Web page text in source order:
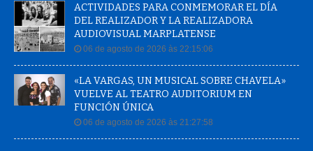
ACTIVIDADES PARA CONMEMORAR EL DÍA
DEL REALIZADOR Y LA REALIZADORA
AUDIOVISUAL MARPLATENSE
06 de agosto de 2026 às 22:15:06
«LA VARGAS, UN MUSICAL SOBRE CHAVELA»
VUELVE AL TEATRO AUDITORIUM EN
FUNCIÓN ÚNICA
06 de agosto de 2026 às 21:27:58